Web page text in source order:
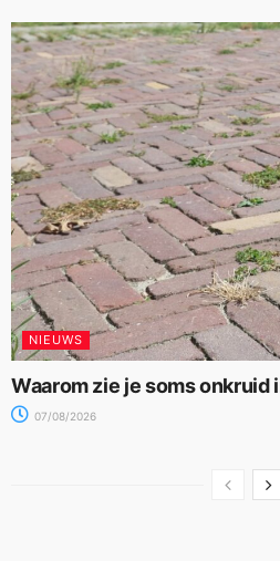
NIEUWS
Waarom zie je soms onkruid
07/08/2026